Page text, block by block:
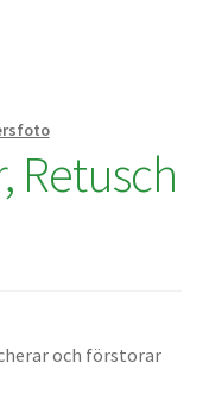
Retusch
och förstorar